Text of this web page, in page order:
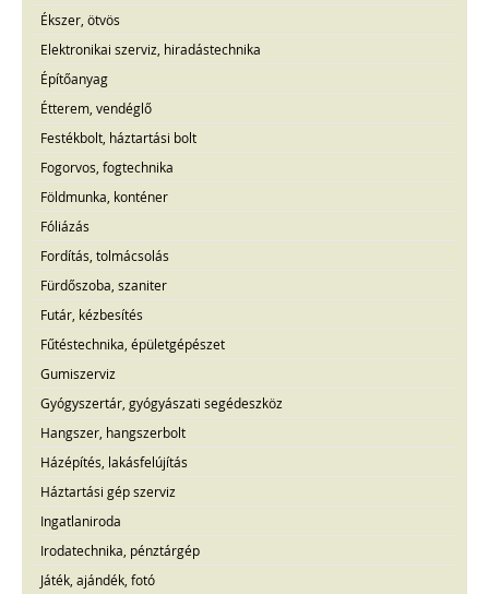
Ékszer, ötvös
Elektronikai szerviz, hiradástechnika
Építőanyag
Étterem, vendéglő
Festékbolt, háztartási bolt
Fogorvos, fogtechnika
Földmunka, konténer
Fóliázás
Fordítás, tolmácsolás
Fürdőszoba, szaniter
Futár, kézbesítés
Fűtéstechnika, épületgépészet
Gumiszerviz
Gyógyszertár, gyógyászati segédeszköz
Hangszer, hangszerbolt
Házépítés, lakásfelújítás
Háztartási gép szerviz
Ingatlaniroda
Irodatechnika, pénztárgép
Játék, ajándék, fotó